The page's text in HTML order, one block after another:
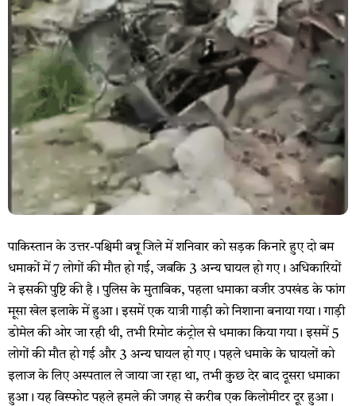
पाकिस्तान के उत्तर-पश्चिमी बन्नू जिले में शनिवार को सड़क किनारे हुए दो बम
धमाकों में 7 लोगों की मौत हो गई, जबकि 3 अन्य घायल हो गए। अधिकारियों
ने इसकी पुष्टि की है। पुलिस के मुताबिक, पहला धमाका वजीर उपखंड के फांग
मूसा खेल इलाके में हुआ। इसमें एक यात्री गाड़ी को निशाना बनाया गया। गाड़ी
डोमेल की ओर जा रही थी, तभी रिमोट कंट्रोल से धमाका किया गया। इसमें 5
लोगों की मौत हो गई और 3 अन्य घायल हो गए। पहले धमाके के घायलों को
इलाज के लिए अस्पताल ले जाया जा रहा था, तभी कुछ देर बाद दूसरा धमाका
हुआ। यह विस्फोट पहले हमले की जगह से करीब एक किलोमीटर दूर हुआ।